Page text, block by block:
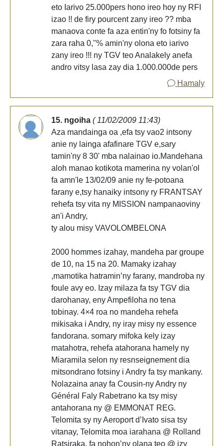
eto Iarivo 25.000pers hono ireo hoy ny RFI
izao !! de firy pourcent zany ireo ?? mba
manaova conte fa aza entin'ny fo fotsiny fa
zara raha 0,"% amin'ny olona eto iarivo
zany ireo !!! ny TGV teo Analakely anefa
andro vitsy lasa zay dia 1.000.000de pers
Hamaly
15. ngoiha ( 11/02/2009 11:43)
Aza mandainga oa ,efa tsy vao2 intsony
anie ny lainga afafinare TGV e,sary
tamin'ny 8 30' mba nalainao io.Mandehana
aloh manao kotikota mamerina ny volan'ol
fa amn'le 13/02/09 anie ny fe-potoana
farany e,tsy hanaiky intsony ry FRANTSAY
rehefa tsy vita ny MISSION nampanaoviny
an'i Andry,
ty alou misy VAVOLOMBELONA
2000 hommes izahay, mandeha par groupe
de 10, na 15 na 20. Mamaky izahay
,mamotika hatramin’ny farany, mandroba ny
foule avy eo. Izay milaza fa tsy TGV dia
darohanay, eny Ampefiloha no tena
tobinay. 4×4 roa no mandeha rehefa
mikisaka i Andry, ny iray misy ny essence
fandorana. somary mifoka kely izay
matahotra, rehefa atahorana hamely ny
Miaramila selon ny resnseignement dia
mitsondrano fotsiny i Andry fa tsy mankany.
Nolazaina anay fa Cousin-ny Andry ny
Général Faly Rabetrano ka tsy misy
antahorana ny @ EMMONAT REG.
Telomita sy ny Aeroport d’Ivato sisa tsy
vitanay, Telomita moa iarahana @ Rolland
Ratsiraka, fa nohon’ny olana teo @ izy